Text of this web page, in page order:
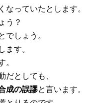
なっていたとします。
う？
でしょう。
ます。
。
だとしても、
成の誤謬と言います。